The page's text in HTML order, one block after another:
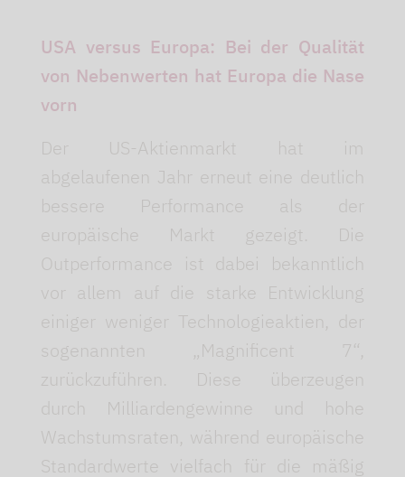
USA versus Europa: Bei der Qualität
von Nebenwerten hat Europa die Nase
vorn
Der US-Aktienmarkt hat im
abgelaufenen Jahr erneut eine deutlich
bessere Performance als der
europäische Markt gezeigt. Die
Outperformance ist dabei bekanntlich
vor allem auf die starke Entwicklung
einiger weniger Technologieaktien, der
sogenannten „Magnificent 7“,
zurückzuführen. Diese überzeugen
durch Milliardengewinne und hohe
Wachstumsraten, während europäische
Standardwerte vielfach für die mäßig